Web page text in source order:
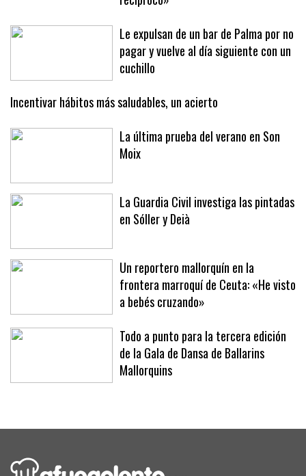
Le expulsan de un bar de Palma por no
pagar y vuelve al día siguiente con un
cuchillo
Incentivar hábitos más saludables, un acierto
La última prueba del verano en Son
Moix
La Guardia Civil investiga las pintadas
en Sóller y Deià
Un reportero mallorquín en la
frontera marroquí de Ceuta: «He visto
a bebés cruzando»
Todo a punto para la tercera edición
de la Gala de Dansa de Ballarins
Mallorquins